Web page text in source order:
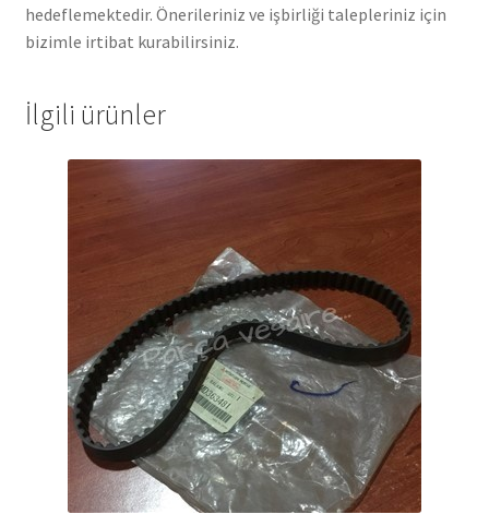
hedeflemektedir. Önerileriniz ve işbirliği talepleriniz için
bizimle irtibat kurabilirsiniz.
İlgili ürünler